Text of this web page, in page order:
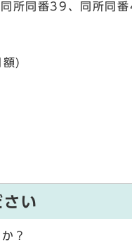
同所同番39、同所
)
い
？